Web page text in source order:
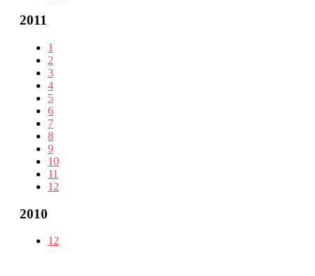
2011
1
2
3
4
5
6
7
8
9
10
11
12
2010
12